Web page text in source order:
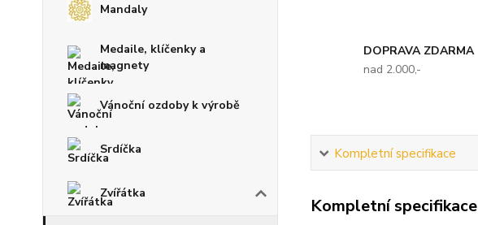
Mandaly
Medaile, klíčenky a
magnety
Vánoční ozdoby k výrobě
Srdíčka
Zvířátka
DOPRAVA ZDARMA
nad 2.000,-
Kompletní specifikace
Kompletní specifikace